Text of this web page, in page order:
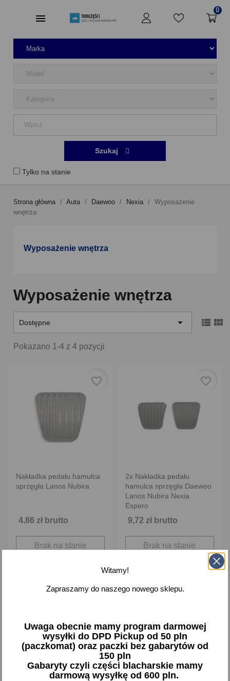
0
Tylko na stanie
Szukaj
Strona główna Auta Daewoo Nexia
Wyposażenie
wnętrza
Wyposażenie wnętrza
Wyposażenie wnętrza
Dostępne   
Pokazano 1-4 z 4 pozycji
Nakładka pedału hamulca
sprzęgła Lanos Nubira
4,86 zł brutto
Brak na stanie
favorite_border
2x Nakładka pedału
hamulca sprzęgła Daewoo
Lanos Nubira Nexia
Espero
9,72 zł brutto
Brak na stanie
favorite_border
Witamy!
Zapraszamy do naszego nowego sklepu.
Uwaga obecnie mamy program darmowej
wysyłki do DPD Pickup od 50 pln
(paczkomat) oraz paczki bez gabarytów od
150 pln
Gabaryty czyli części blacharskie mamy
darmową wysyłkę od 600 pln.